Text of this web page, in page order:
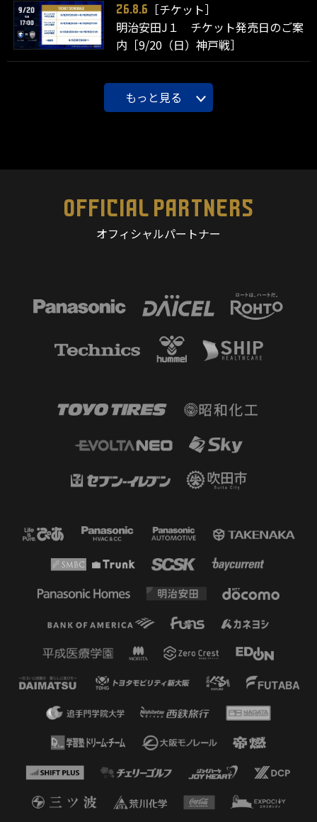
26.8.6
［チケット］
明治安田J１ チケット発売日のご案
内［9/20（日）神戸戦］
もっと見る
OFFICIAL PARTNERS
オフィシャルパートナー